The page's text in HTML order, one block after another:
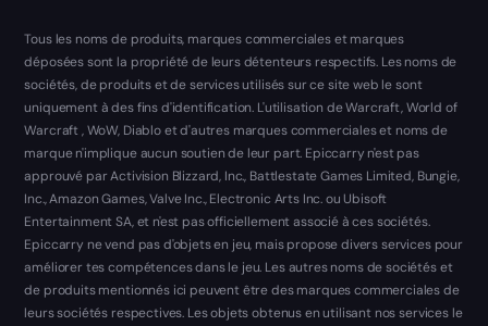
Tous les noms de produits, marques commerciales et marques
déposées sont la propriété de leurs détenteurs respectifs. Les noms de
sociétés, de produits et de services utilisés sur ce site web le sont
uniquement à des fins d'identification. L'utilisation de Warcraft, World of
Warcraft , WoW, Diablo et d'autres marques commerciales et noms de
marque n'implique aucun soutien de leur part. Epiccarry n'est pas
approuvé par Activision Blizzard, Inc., Battlestate Games Limited, Bungie,
Inc., Amazon Games, Valve Inc., Electronic Arts Inc. ou Ubisoft
Entertainment SA, et n'est pas officiellement associé à ces sociétés.
Epiccarry ne vend pas d'objets en jeu, mais propose divers services pour
améliorer tes compétences dans le jeu. Les autres noms de sociétés et
de produits mentionnés ici peuvent être des marques commerciales de
leurs sociétés respectives. Les objets obtenus en utilisant nos services le